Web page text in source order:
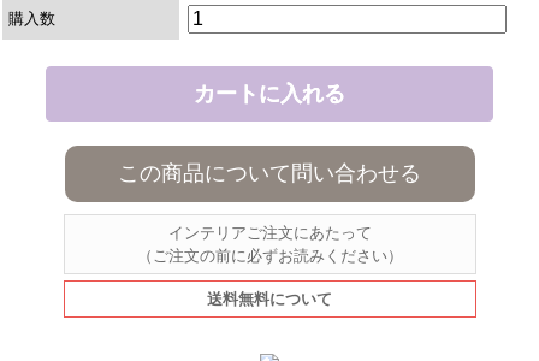
購入数
この商品について問い合わせる
インテリアご注文にあたって
（ご注文の前に必ずお読みください）
送料無料について